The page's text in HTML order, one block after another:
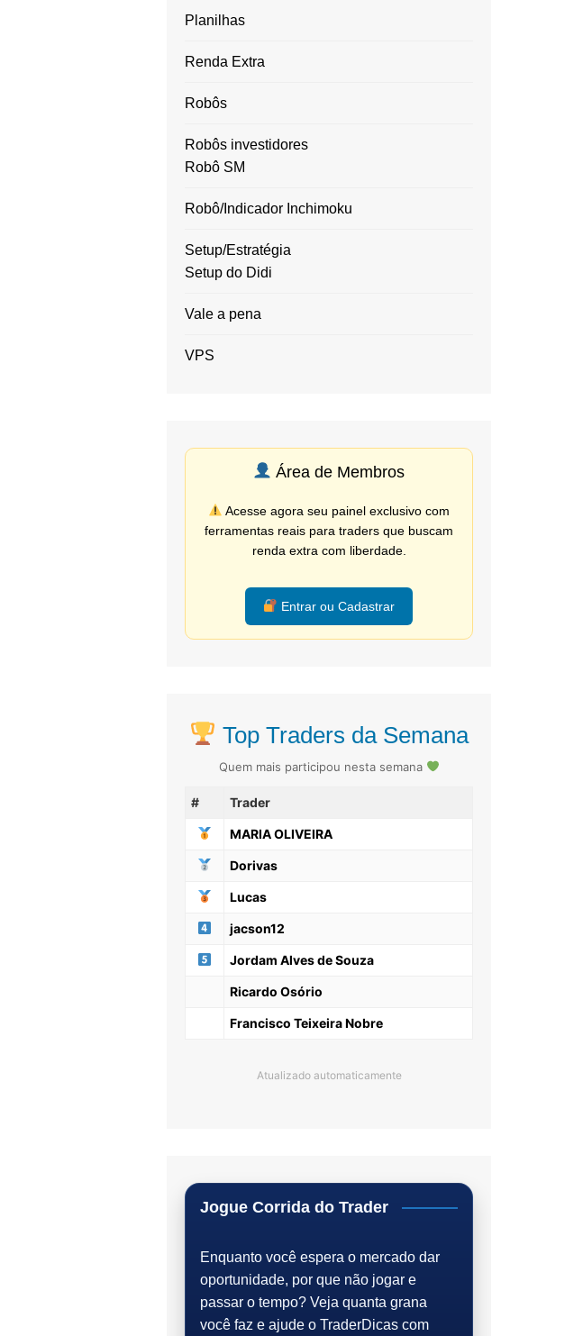
Planilhas
Renda Extra
Robôs
Robôs investidores
Robô SM
Robô/Indicador Inchimoku
Setup/Estratégia
Setup do Didi
Vale a pena
VPS
Área de Membros
Acesse agora seu painel exclusivo com
ferramentas reais para traders que buscam
renda extra com liberdade.
Entrar ou Cadastrar
Top Traders da Semana
Quem mais participou nesta semana
# Trader
MARIA OLIVEIRA
Dorivas
Lucas
jacson12
Jordam Alves de Souza
Ricardo Osório
Francisco Teixeira Nobre
Atualizado automaticamente
Jogue Corrida do Trader
Enquanto você espera o mercado dar
oportunidade, por que não jogar e
passar o tempo? Veja quanta grana
você faz e ajude o TraderDicas com